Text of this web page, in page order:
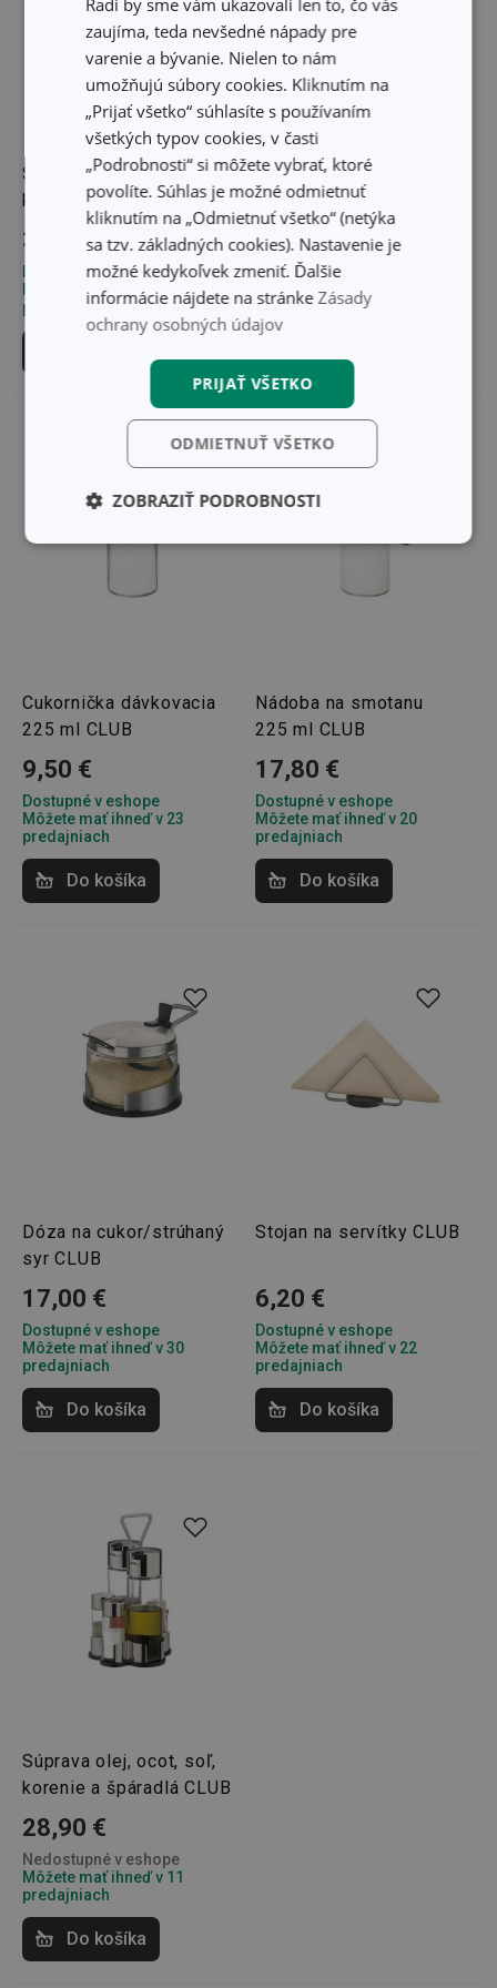
Súprava olej, ocot, soľ a
korenie CLUB
30,30 €
Dostupné v eshope
Môžete mať ihneď v 24
predajniach
Cukornička dávkovacia
150 ml CLUB
8,70 €
Dostupné v eshope
Môžete mať ihneď v 20
predajniach
Cukornička dávkovacia
225 ml CLUB
9,50 €
Dostupné v eshope
Môžete mať ihneď v 23
predajniach
Do košíka
Nádoba na smotanu
225 ml CLUB
17,80 €
Dostupné v eshope
Môžete mať ihneď v 20
predajniach
Do košíka
Dóza na cukor/strúhaný
syr CLUB
17,00 €
Dostupné v eshope
Môžete mať ihneď v 30
predajniach
Do košíka
Stojan na servítky CLUB
6,20 €
Dostupné v eshope
Môžete mať ihneď v 22
predajniach
Do košíka
Súprava olej, ocot, soľ,
korenie a špáradlá CLUB
28,90 €
Nedostupné v eshope
Môžete mať ihneď v 11
predajniach
Do košíka
zaujíma, teda nevšedné nápady pre
varenie a bývanie. Nielen to nám
umožňujú súbory cookies. Kliknutím na
„Prijať všetko“ súhlasíte s používaním
všetkých typov cookies, v časti
„Podrobnosti“ si môžete vybrať, ktoré
povolíte. Súhlas je možné odmietnuť
kliknutím na „Odmietnuť všetko“ (netýka
sa tzv. základných cookies). Nastavenie je
možné kedykoľvek zmeniť. Ďalšie
informácie nájdete na stránke Zásady
ochrany osobných údajov
PRIJAŤ VŠETKO
ODMIETNUŤ VŠETKO
ZOBRAZIŤ PODROBNOSTI
Základné
Analytické a
Základné (funkčné) cookies
Analytické a preferenčné cookies
Marketingové cookies
Funkčné súbory
správne používať bez nevyhnutne potrebných
súborov cookie.
Názov
Poskytovateľ
Doména
receive-cookie-deprecation
.doubleclick.net
4 mesiace
cjConsent
udid
__rtbh.lid
Google
Privacy Policy